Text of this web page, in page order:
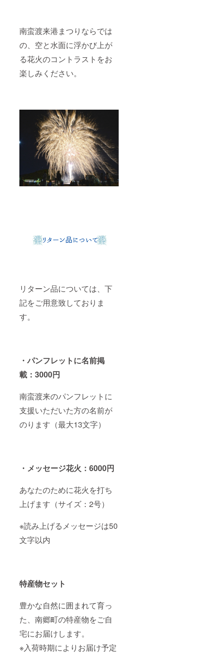
南蛮渡来港まつりならでは
の、空と水面に浮かび上が
る花火のコントラストをお
楽しみください。
リターン品については、下
記をご用意致しておりま
す。
・パンフレットに名前掲
載：3000円
南蛮渡来のパンフレットに
支援いただいた方の名前が
のります（最大13文字）
・メッセージ花火：6000円
あなたのために花火を打ち
上げます（サイズ：2号）
※読み上げるメッセージは50
文字以内
特産物セット
豊かな自然に囲まれて育っ
た、南郷町の特産物をご自
宅にお届けします。
※入荷時期によりお届け予定